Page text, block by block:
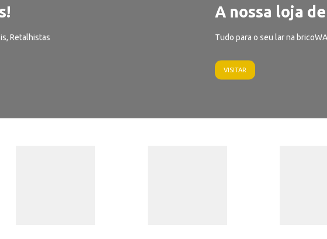
Retalhistas
A nossa loja
Tudo para o seu lar na
VISITAR